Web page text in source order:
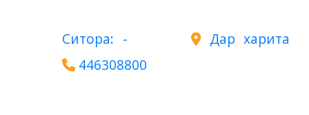
Ситора: -
Дар харита
446308800